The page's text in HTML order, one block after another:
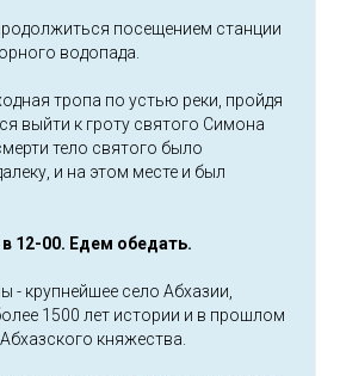
посещением станции
водопада.
тропа по устью реки, пройдя
выйти к гроту святого Симона
тело святого было
и на этом месте и был
12-00. Едем обедать.
- крупнейшее село Абхазии,
1500 лет истории и в прошлом
княжества.